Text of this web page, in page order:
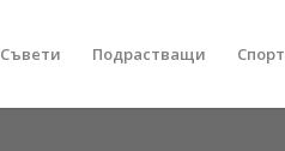
Съвети Подрастващи Спорт